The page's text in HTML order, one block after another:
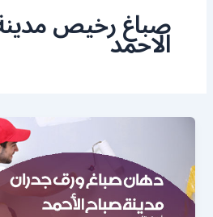
صباغ رخيص
الاحمد